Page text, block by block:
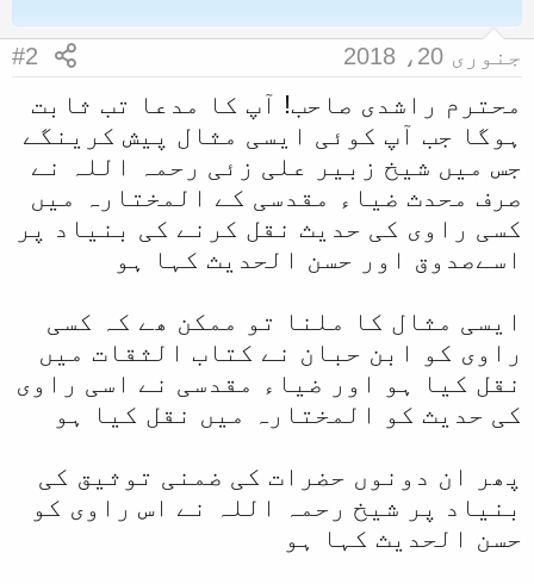
جنوری 20، 2018 #2
محترم راشدی صاحب! آپ کا مدعا تب ثابت
ہوگا جب آپ کوئی ایسی مثال پیش کرینگے
جس میں شیخ زبیر علی زئی رحمہ اللہ نے
صرف محدث ضیاء مقدسی کے المختارہ میں
کسی راوی کی حدیث نقل کرنے کی بنیاد پر
اسےصدوق اور حسن الحدیث کہا ہو
ایسی مثال کا ملنا تو ممکن ھے کہ کسی
راوی کو ابن حبان نے کتاب الثقات میں
نقل کیا ہو اور ضیاء مقدسی نے اسی راوی
کی حدیث کو المختارہ میں نقل کیا ہو
پھر ان دونوں حضرات کی ضمنی توثیق کی
بنیاد پر شیخ رحمہ اللہ نے اس راوی کو
حسن الحدیث کہا ہو